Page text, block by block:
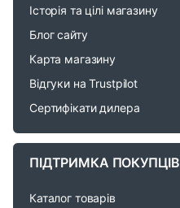
C
Історія та цілі магазину
Блог сайту
Карта магазину
Відгуки на Trustpilot
Сертифікати дилера
ПІДТРИМКА ПОКУПЦІВ
Каталог товарів